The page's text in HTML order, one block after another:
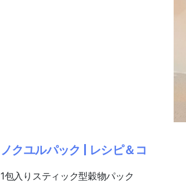
ノクユルパック | レシピ＆コ
1包入りスティック型穀物パック